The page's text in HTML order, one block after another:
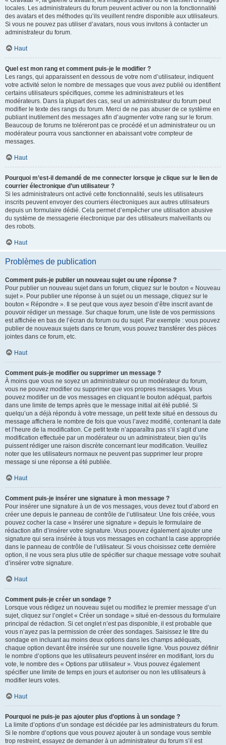
locales. Les administrateurs du forum peuvent activer ou non la fonctionnalité
des avatars et des méthodes qu’ils veuillent rendre disponible aux utilisateurs.
Si vous ne pouvez pas utiliser d’avatars, nous vous invitons à contacter un
administrateur du forum.
Haut
Quel est mon rang et comment puis-je le modifier ?
Les rangs, qui apparaissent en dessous de votre nom d’utilisateur, indiquent
votre activité selon le nombre de messages que vous avez publié ou identifient
certains utilisateurs spécifiques, comme les administrateurs et les
modérateurs. Dans la plupart des cas, seul un administrateur du forum peut
modifier le texte des rangs du forum. Merci de ne pas abuser de ce système en
publiant inutilement des messages afin d’augmenter votre rang sur le forum.
Beaucoup de forums ne toléreront pas ce procédé et un administrateur ou un
modérateur pourra vous sanctionner en abaissant votre compteur de
messages.
Haut
Pourquoi m’est-il demandé de me connecter lorsque je clique sur le lien de
courrier électronique d’un utilisateur ?
Si les administrateurs ont activé cette fonctionnalité, seuls les utilisateurs
inscrits peuvent envoyer des courriers électroniques aux autres utilisateurs
depuis un formulaire dédié. Cela permet d’empêcher une utilisation abusive
du système de messagerie électronique par des utilisateurs malveillants ou
des robots.
Haut
Problèmes de publication
Comment puis-je publier un nouveau sujet ou une réponse ?
Pour publier un nouveau sujet dans un forum, cliquez sur le bouton « Nouveau
sujet ». Pour publier une réponse à un sujet ou un message, cliquez sur le
bouton « Répondre ». Il se peut que vous ayez besoin d’être inscrit avant de
pouvoir rédiger un message. Sur chaque forum, une liste de vos permissions
est affichée en bas de l’écran du forum ou du sujet. Par exemple : vous pouvez
publier de nouveaux sujets dans ce forum, vous pouvez transférer des pièces
jointes dans ce forum, etc.
Haut
Comment puis-je modifier ou supprimer un message ?
À moins que vous ne soyez un administrateur ou un modérateur du forum,
vous ne pouvez modifier ou supprimer que vos propres messages. Vous
pouvez modifier un de vos messages en cliquant le bouton adéquat, parfois
dans une limite de temps après que le message initial ait été publié. Si
quelqu’un a déjà répondu à votre message, un petit texte situé en dessous du
message affichera le nombre de fois que vous l’avez modifié, contenant la date
et l’heure de la modification. Ce petit texte n’apparaîtra pas s’il s’agit d’une
modification effectuée par un modérateur ou un administrateur, bien qu’ils
puissent rédiger une raison discrète concernant leur modification. Veuillez
noter que les utilisateurs normaux ne peuvent pas supprimer leur propre
message si une réponse a été publiée.
Haut
Comment puis-je insérer une signature à mon message ?
Pour insérer une signature à un de vos messages, vous devez tout d’abord en
créer une depuis le panneau de contrôle de l’utilisateur. Une fois créée, vous
pouvez cocher la case « Insérer une signature » depuis le formulaire de
rédaction afin d’insérer votre signature. Vous pouvez également ajouter une
signature qui sera insérée à tous vos messages en cochant la case appropriée
dans le panneau de contrôle de l’utilisateur. Si vous choisissez cette dernière
option, il ne vous sera plus utile de spécifier sur chaque message votre souhait
d’insérer votre signature.
Haut
Comment puis-je créer un sondage ?
Lorsque vous rédigez un nouveau sujet ou modifiez le premier message d’un
sujet, cliquez sur l’onglet « Créer un sondage » situé en-dessous du formulaire
principal de rédaction. Si cet onglet n’est pas disponible, il est probable que
vous n’ayez pas la permission de créer des sondages. Saisissez le titre du
sondage en incluant au moins deux options dans les champs adéquats,
chaque option devant être insérée sur une nouvelle ligne. Vous pouvez définir
le nombre d’options que les utilisateurs peuvent insérer en modifiant, lors du
vote, le nombre des « Options par utilisateur ». Vous pouvez également
spécifier une limite de temps en jours et autoriser ou non les utilisateurs à
modifier leurs votes.
Haut
Pourquoi ne puis-je pas ajouter plus d’options à un sondage ?
La limite d’options d’un sondage est décidée par les administrateurs du forum.
Si le nombre d’options que vous pouvez ajouter à un sondage vous semble
trop restreint, essayez de demander à un administrateur du forum s’il est